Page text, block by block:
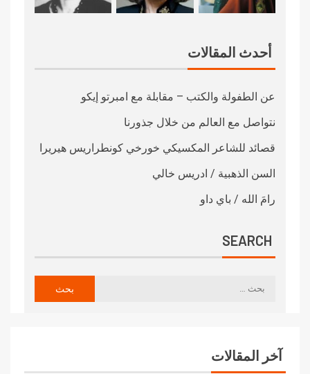
أحدث المقالات
عن الطفولة والكتب – مقابلة مع امبرتو إيكو
نتواصل مع العالم من خلال جذورنا
قصائد للشاعر المكسيكي خورخي كونطراريس هيريرا
السن الذهبية / ادريس خالي
رامَ الله / باي داو
SEARCH
آخر المقالات